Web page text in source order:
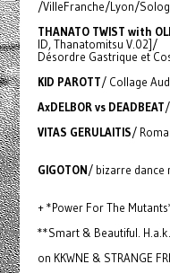
/VilleFranche/Lyon/
THANATO TWIST with
ID, Thanatomitsu V.02]/
Désordre Gastrique et
KID PAROTT/ Collage
AxDELBOR vs DEADBEAT
VITAS GERULAITIS/
GIGOTON/ bizarre dance
+ *Power For The
**Smart & Beautiful.
on KKWNE & STRANGE